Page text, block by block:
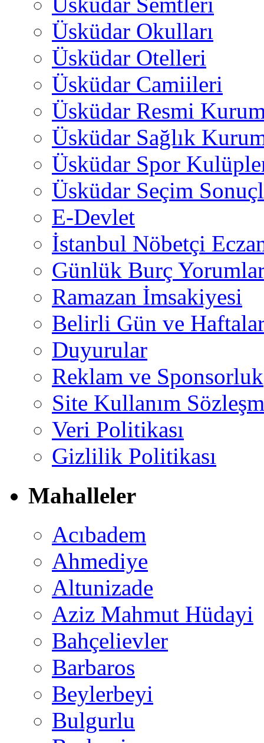
Üsküdar Okulları
Üsküdar Otelleri
Üsküdar Camiileri
Üsküdar Resmi
Üsküdar Sağlık
Üsküdar Spor
Üsküdar Seçim
E-Devlet
İstanbul Nöbetçi
Günlük Burç
Ramazan İmsakiyesi
Belirli Gün ve
Duyurular
Reklam ve Sponsorluk
Site Kullanım
Veri Politikası
Gizlilik Politikası
Mahalleler
Acıbadem
Ahmediye
Altunizade
Aziz Mahmut Hüdayi
Bahçelievler
Barbaros
Beylerbeyi
Bulgurlu